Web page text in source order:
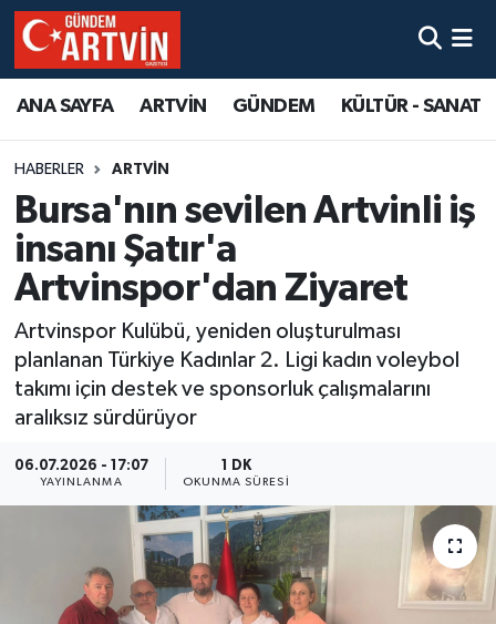
ANA SAYFA ARTVİN GÜNDEM KÜLTÜR - SANAT
HABERLER ARTVİN
Bursa'nın sevilen Artvinli iş
insanı Şatır'a
Artvinspor'dan Ziyaret
Artvinspor Kulübü, yeniden oluşturulması
planlanan Türkiye Kadınlar 2. Ligi kadın voleybol
takımı için destek ve sponsorluk çalışmalarını
aralıksız sürdürüyor
06.07.2026 - 17:07
YAYINLANMA
1 DK
OKUNMA SÜRESI